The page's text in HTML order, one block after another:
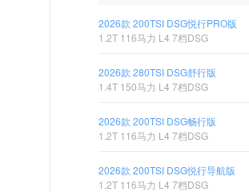
2026款 200TSI DSG悦行PRO版
1.2T 116马力 L4 7档DSG
2026款 280TSI DSG舒行版
1.4T 150马力 L4 7档DSG
2026款 200TSI DSG畅行版
1.2T 116马力 L4 7档DSG
2026款 200TSI DSG悦行导航版
1.2T 116马力 L4 7档DSG